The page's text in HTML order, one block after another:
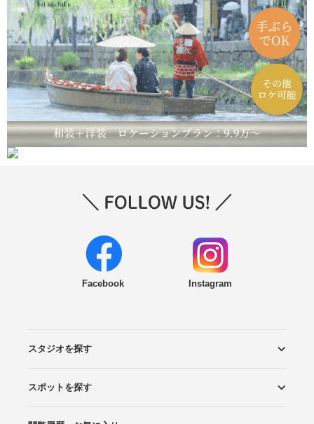
Facebook Instagram
スタジオを探す
エリアから探す
こだわりから探す
NEW PHOTO STYLE
プランから探す
フォトタイプ診断
フォトグラファーから探す
国内リゾートから探す
スポットを探す